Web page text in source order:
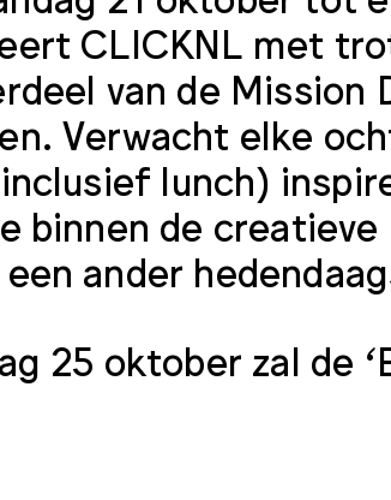
CLICKNL met
van de Mission
Verwacht elke
lunch)
binnen de
ander
25 oktober zal de